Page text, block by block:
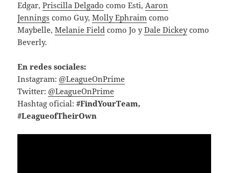
Edgar,Priscilla Delgado como Esti, Aaron
Jennings como Guy,Molly Ephraim como
Maybelle,Melanie Field como Jo yDale Dickeycomo
Beverly.
En redes sociales:
Instagram: @LeagueOnPrime
Twitter: @LeagueOnPrime
Hashtag oficial:#FindYourTeam,
#LeagueofTheirOwn